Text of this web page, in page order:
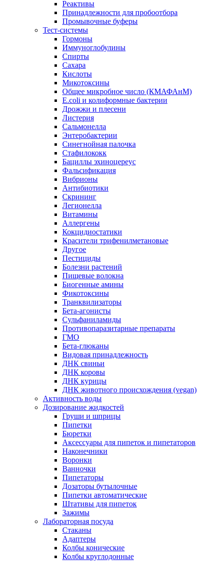
Реактивы
Принадлежности для пробоотбора
Промывочные буферы
Тест-системы
Гормоны
Иммуноглобулины
Спирты
Сахара
Кислоты
Микотоксины
Общее микробное число (КМАФАнМ)
E.coli и колиформные бактерии
Дрожжи и плесени
Листерия
Сальмонелла
Энтеробактерии
Синегнойная палочка
Стафилококк
Бациллы эхиноцереус
Фальсификация
Вибрионы
Антибиотики
Скрининг
Легионелла
Витамины
Аллергены
Кокцидиостатики
Красители трифенилметановые
Другое
Пестициды
Болезни растений
Пищевые волокна
Биогенные амины
Фикотоксины
Транквилизаторы
Бета-агонисты
Сульфаниламиды
Противопаразитарные препараты
ГМО
Бета-глюканы
Видовая принадлежность
ДНК свиньи
ДНК коровы
ДНК курицы
ДНК животного происхождения (vegan)
Активность воды
Дозирование жидкостей
Груши и шприцы
Пипетки
Бюретки
Аксессуары для пипеток и пипетаторов
Наконечники
Воронки
Ванночки
Пипетаторы
Дозаторы бутылочные
Пипетки автоматические
Штативы для пипеток
Зажимы
Лабораторная посуда
Стаканы
Адаптеры
Колбы конические
Колбы круглодонные